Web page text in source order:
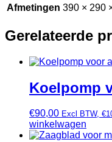
Afmetingen 390 × 290
Gerelateerde
Koelpomp
€90,00 Excl BTW, €
winkelwagen